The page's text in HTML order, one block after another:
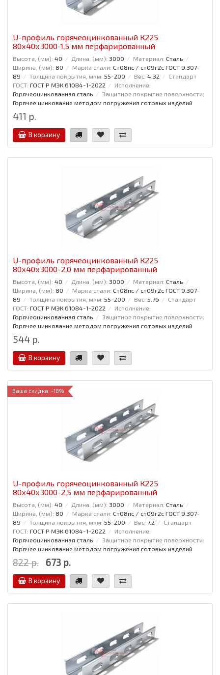
U-профиль горячеоцинкованный К225
80x40x3000-1,5 мм перфарированный
Высота, (мм): 40 Длина, (мм): 3000 Материал: Сталь
Ширина, (мм): 80 Марка стали: Ст08пс / ст09г2с ГОСТ 9.307-
89
Толщина покрытия, мкм: 55-200 Вес: 4.32
Стандарт
ГОСТ: ГОСТ Р МЭК 61084-1-2022
Исполнение:
Горячеоцинкованная сталь
Защитное покрытие поверхности:
Горячее цинкование методом погружения готовых изделий
411 р.
В корзину
U-профиль горячеоцинкованный К225
80x40x3000-2,0 мм перфарированный
Высота, (мм): 40 Длина, (мм): 3000 Материал: Сталь
Ширина, (мм): 80 Марка стали: Ст08пс / ст09г2с ГОСТ 9.307-
89
Толщина покрытия, мкм: 55-200 Вес: 5.76
Стандарт
ГОСТ: ГОСТ Р МЭК 61084-1-2022
Исполнение:
Горячеоцинкованная сталь
Защитное покрытие поверхности:
Горячее цинкование методом погружения готовых изделий
544 р.
В корзину
Ваша скидка: -18%
U-профиль горячеоцинкованный К225
80x40x3000-2,5 мм перфарированный
Высота, (мм): 40 Длина, (мм): 3000 Материал: Сталь
Ширина, (мм): 80 Марка стали: Ст08пс / ст09г2с ГОСТ 9.307-
89
Толщина покрытия, мкм: 55-200 Вес: 7.2
Стандарт
ГОСТ: ГОСТ Р МЭК 61084-1-2022
Исполнение:
Горячеоцинкованная сталь
Защитное покрытие поверхности:
Горячее цинкование методом погружения готовых изделий
822 р. 673 р.
В корзину